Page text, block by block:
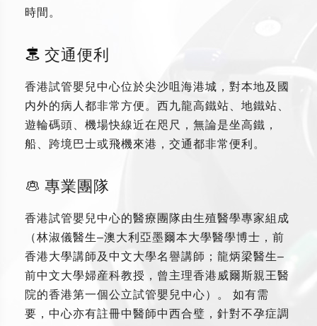
時間。
交通便利
香港試管嬰兒中心位於尖沙咀海港城，對本地及國
内外的病人都非常方便。西九龍高鐵站、地鐵站、
遊輪碼頭、機場快線近在咫尺，無論是坐高鐵，
船、跨境巴士或飛機來港，交通都非常便利。
專業團隊
香港試管嬰兒中心的醫療團隊由生殖醫學專家組成
（林淑儀醫生–澳大利亞墨爾本大學醫學博士，前
香港大學講師及中文大學名譽講師；龍炳梁醫生–
前中文大學婦産科教授，曾主理香港威爾斯親王醫
院的香港第一個公立試管嬰兒中心）。 如有需
要，中心亦有註冊中醫師中西合璧，針對不孕症調